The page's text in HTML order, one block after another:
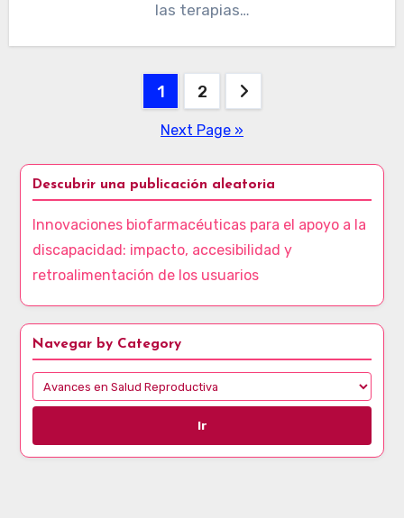
las terapias…
Posts pagination
1 2
Next Page »
Descubrir una publicación aleatoria
Innovaciones biofarmacéuticas para el apoyo a la
discapacidad: impacto, accesibilidad y
retroalimentación de los usuarios
Navegar by Category
Ir